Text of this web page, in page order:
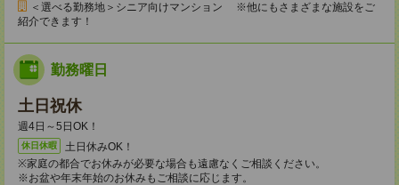
＜選べる勤務地＞シニア向けマンション ※他にもさまざまな施設をご
紹介できます！
勤務曜日
土日祝休
週4日～5日OK！
休日休暇
土日休みOK！
※家庭の都合でお休みが必要な場合も遠慮なくご相談ください。
※お盆や年末年始のお休みもご相談に応じます。